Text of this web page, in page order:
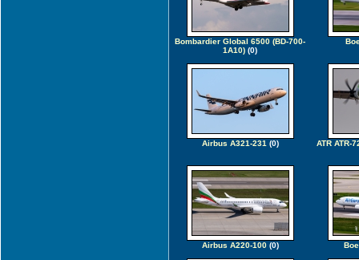
Bombardier Global 6500 (BD-700-
1A10) (0)
Airbus A321-231 (0) ATR ATR-
Airbus A220-100(0)